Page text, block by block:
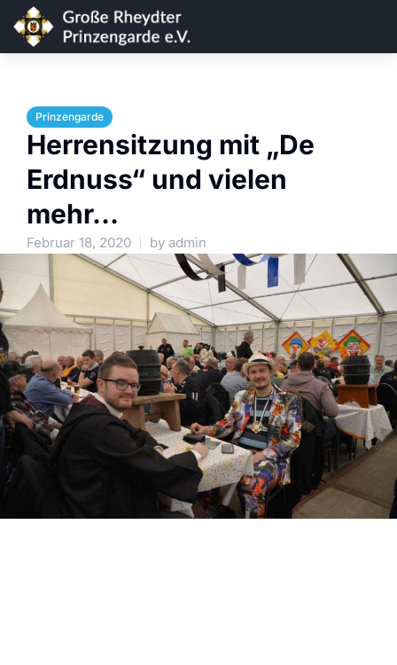
Prinzengarde
Herrensitzung mit „De
Erdnuss“ und vielen
mehr…
Februar 18, 2020 by admin